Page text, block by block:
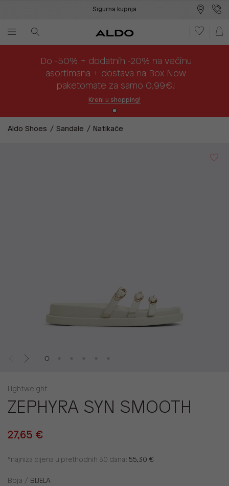
Sigurna kupnja
Do -50% + dodatnih -20% na većinu
asortimana + dostava na Box Now
paketomate za samo 0,99€!
Kreni u shopping!
Aldo Shoes Sandale Natikače
Lightweight
ZEPHYRA SYN SMOOTH
27,65 €
*najniža cijena u prethodnih 30 dana: 55,30 €
Boja / BIJELA